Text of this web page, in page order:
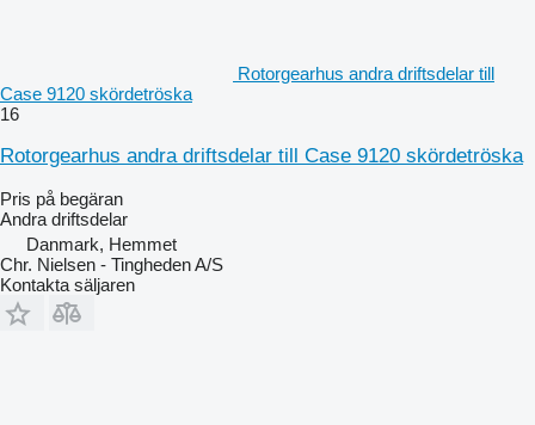
Rotorgearhus andra driftsdelar till
Case 9120 skördetröska
16
Rotorgearhus andra driftsdelar till Case 9120 skördetröska
Pris på begäran
Andra driftsdelar
Danmark, Hemmet
Chr. Nielsen - Tingheden A/S
Kontakta säljaren